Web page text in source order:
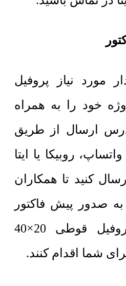
مورد نیاز پروفیل
خود را به همراه
ارسال از طریق
روبیکا یا ایتا
کنید تا همکاران
صدور پیش فاکتور
فروش پروفیل قوطی 20×40
شما اقدام کنند.